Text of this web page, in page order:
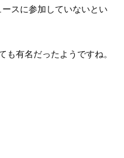
スに参加していないとい
も有名だったようですね。